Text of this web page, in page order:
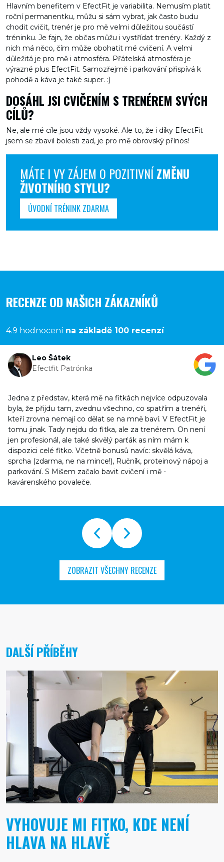
Hlavním benefitem v EfectFit je variabilita. Nemusím platit
roční permanentku, můžu si sám vybrat, jak často budu
chodit cvičit, trenér je pro mě velmi důležitou součástí
tréninku. Je fajn, že občas můžu i vystřídat trenéry. Každý z
nich má něco, čím může obohatit mé cvičení. A velmi
důležitá je pro mě i atmosféra. Přátelská atmosféra je
výrazné plus EfectFit. Samozřejmě i parkování přispívá k
pohodě a káva je také super. :)
DOSÁHL JSI CVIČENÍM S TRENÉREM SVÝCH
CÍLŮ?
Ne, ale mé cíle jsou vždy vysoké. Ale to, že i díky EfectFit
jsem se zbavil bolesti zad, je pro mě obrovský přínos!
MÁTE I VY ZÁJEM O POZITIVNÍZMĚNU
ŽIVOTNÍHO STYLU?
ÚVODNÍ TRÉNINK ZDARMA
RECENZE OD NAŠICH ZÁKAZNÍKŮ
4.9 hodnocení na základě 100 recenzí
Leo Šátek
Efectfit Patrónka
Jedna z představ, která mě na fitkách nejvíce odpuzovala
byla, že přijdu tam, zvednu všechno, co spatřím a trenéři,
kteří zrovna nemají co dělat se na mně baví. V EfectFit je
tomu jinak. Tady nejdu do fitka, ale za trenérem. On není
jen profesionál, ale také skvělý parťák as ním mám k
dispozici celé fitko. Včetně bonusů navíc: skvělá káva,
sprcha (zdarma, ne na mince!), Ručník, proteinový nápoj a
parkování. S Mišem začalo bavit cvičení i mě -
kavárenského povaleče.
ZOBRAZIT VŠECHNY RECENZE
DALŠÍ PŘÍBĚHY
VYHOVUJE MI FITKO, KDE NENÍ
HLAVA NA HLAVĚ